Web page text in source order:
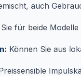
auch
für beide
Können Sie aus